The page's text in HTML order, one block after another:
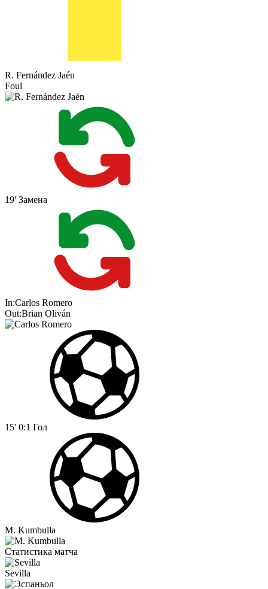
R. Fernández Jaén
Foul
19' Замена
In:Carlos Romero
Out:Brian Oliván
15' 0:1 Гол
M. Kumbulla
Статистика матча
Sevilla